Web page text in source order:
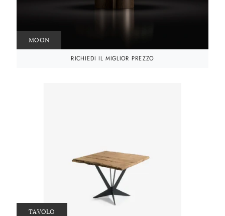
MOON
RICHIEDI IL MIGLIOR PREZZO
TAVOLO